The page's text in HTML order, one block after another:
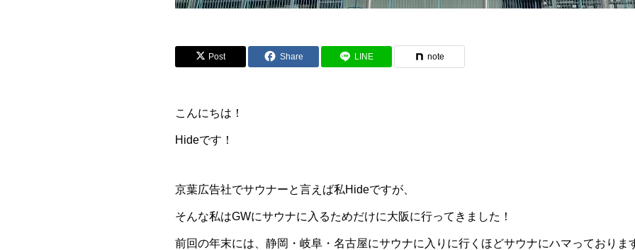
Post Share LINE note
こんにちは！
Hideです！
京葉広告社でサウナーと言えば私Hideですが、
そんな私はGWにサウナに入るためだけに大阪に行ってきました！
前回の年末には、静岡・岐阜・名古屋にサウナに入りに行くほどサウナにハマっておりま